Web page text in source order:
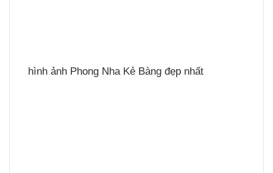
hình ảnh Phong Nha Kẻ Bàng đẹp nhất